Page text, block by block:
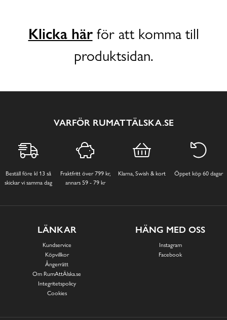
Klicka härför att komma till
produktsidan.
VARFÖR RUMATTÄLSKA.SE
Beställ före kl 13 så
skickar vi samma dag
Fraktfritt över 799 kr,
annars 59 - 79 kr
Klarna, Swish & kort Öppet köp 60 dagar
LÄNKAR
Kundservice
Köpvillkor
Ångerrätt
Om RumAttÄlska.se
Integritetspolicy
Cookies
HÄNG MED OSS
Instagram
Facebook